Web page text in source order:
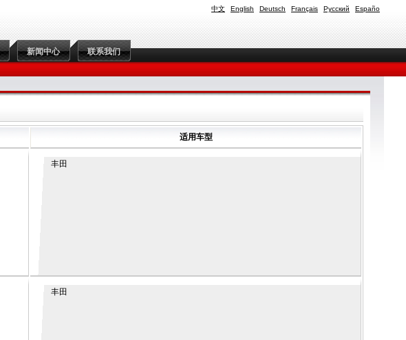
中文 English Deutsch Français Русский Españo
新闻中心 联系我们
适用车型
丰田
丰田